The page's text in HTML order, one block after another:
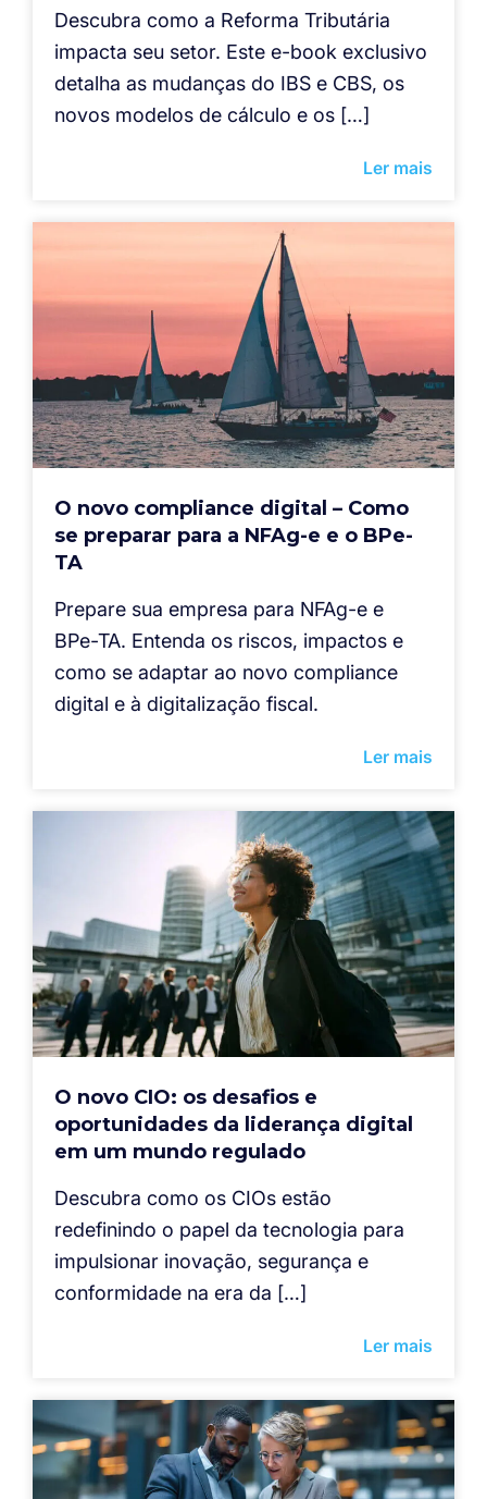
Descubra como a Reforma Tributária
impacta seu setor. Este e-book exclusivo
detalha as mudanças do IBS e CBS, os
novos modelos de cálculo e os […]
Ler mais
O novo compliance digital – Como
se preparar para a NFAg-e e o BPe-
TA
Prepare sua empresa para NFAg-e e
BPe-TA. Entenda os riscos, impactos e
como se adaptar ao novo compliance
digital e à digitalização fiscal.
Ler mais
O novo CIO: os desafios e
oportunidades da liderança digital
em um mundo regulado
Descubra como os CIOs estão
redefinindo o papel da tecnologia para
impulsionar inovação, segurança e
conformidade na era da […]
Ler mais